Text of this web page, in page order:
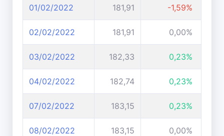
01/02/2022 181,91 -1,59%
02/02/2022 181,91 0,00%
03/02/2022 182,33 0,23%
04/02/2022 182,74 0,23%
07/02/2022 183,15 0,23%
08/02/2022 183,15 0,00%